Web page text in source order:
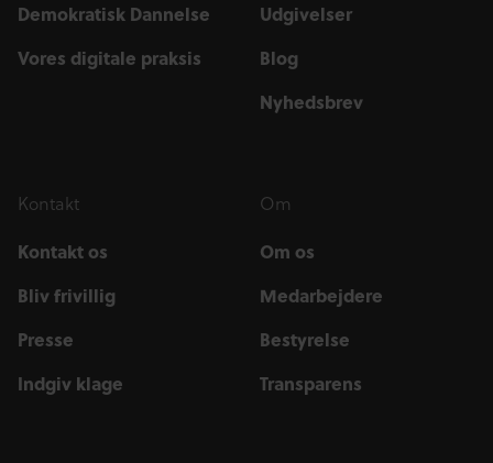
Demokratisk Dannelse
Vores digitale praksis
Udgivelser
Blog
Nyhedsbrev
Kontakt
Kontakt os
Bliv frivillig
Presse
Indgiv klage
Om
Om os
Medarbejdere
Bestyrelse
Transparens